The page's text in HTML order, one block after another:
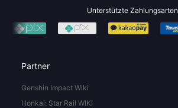
Unterstützte Zahlungsarten
Partner
Genshin Impact Wiki
Honkai: Star Rail WIKI